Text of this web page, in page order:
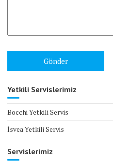
Yetkili Servislerimiz
Bocchi Yetkili Servis
İsvea Yetkili Servis
Servislerimiz